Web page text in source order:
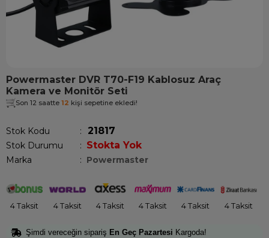
Powermaster DVR T70-F19 Kablosuz Araç
Kamera ve Monitör Seti
Son 12 saatte 12 kişi sepetine ekledi!
Stok Kodu 21817
Stok Durumu : Stokta Yok
Marka : Powermaster
4 Taksit 4 Taksit 4 Taksit 4 Taksit 4 Taksit 4 Taksit
Şimdi vereceğin sipariş En Geç Pazartesi Kargoda!